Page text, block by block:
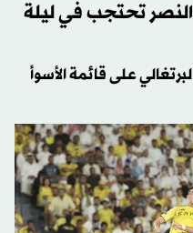
تحتجب في ليلة
على قائمة الأسوأ